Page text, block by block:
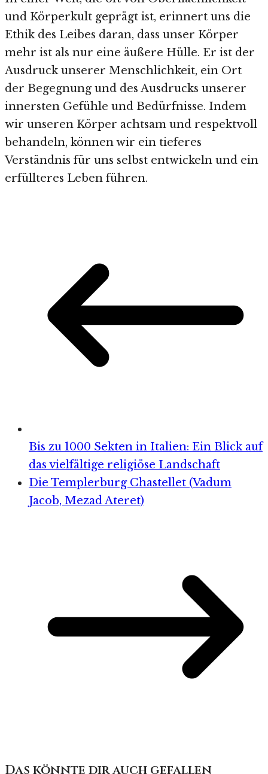
und Körperkult geprägt ist, erinnert uns die
Ethik des Leibes daran, dass unser Körper
mehr ist als nur eine äußere Hülle. Er ist der
Ausdruck unserer Menschlichkeit, ein Ort
der Begegnung und des Ausdrucks unserer
innersten Gefühle und Bedürfnisse. Indem
wir unseren Körper achtsam und respektvoll
behandeln, können wir ein tieferes
Verständnis für uns selbst entwickeln und ein
erfüllteres Leben führen.
Bis zu 1000 Sekten in Italien: Ein Blick auf
das vielfältige religiöse Landschaft
Die Templerburg Chastellet (Vadum
Jacob, Mezad Ateret)
Das könnte dir auch gefallen